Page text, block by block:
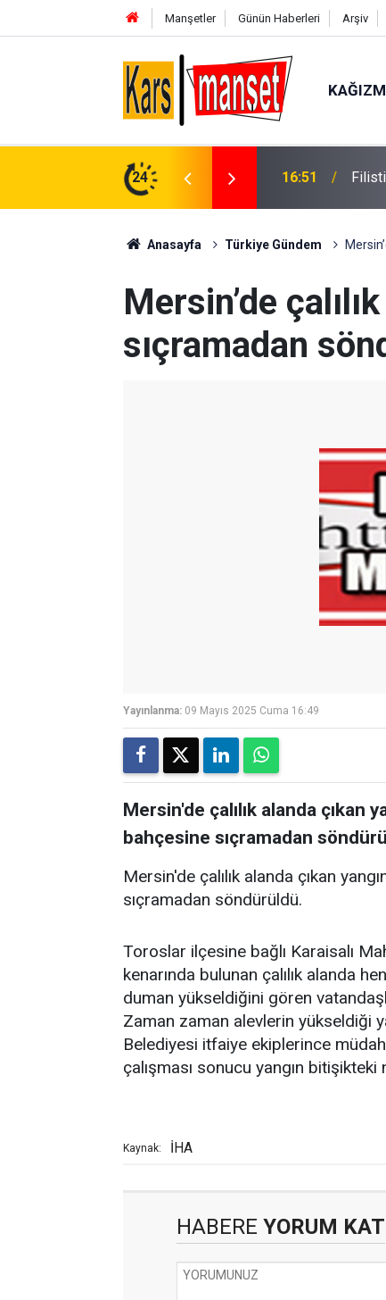
Manşetler Günün Haberleri Arşiv
24 16:50
Anasayfa Türkiye Gündem
Mersin’de
sıçramadan
Yayınlanma: 09 Mayıs 2025 Cuma 16:49
Mersin'de çalılık alanda çıkan
bahçesine sıçramadan
Mersin'de çalılık alanda çıkan
sıçramadan söndürüldü.
Toroslar ilçesine bağlı Karaisalı
kenarında bulunan çalılık alanda
duman yükseldiğini gören
Zaman zaman alevlerin yükseldiği
Belediyesi itfaiye ekiplerince
çalışması sonucu yangın
Kaynak: İHA
HABERE YORUM KAT